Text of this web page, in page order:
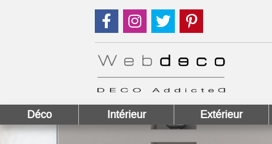
Suivez nous sur Facebook !
Suivez nous sur Instagram !
Suivez nous sur Twitter !
Déco Intérieur Extérieur